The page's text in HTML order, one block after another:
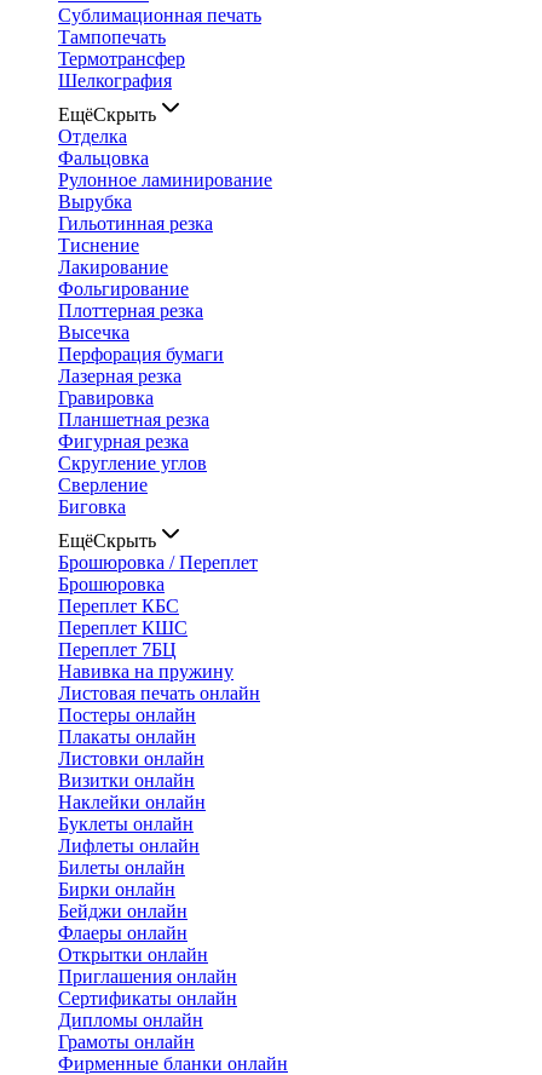
Сублимационная печать
Тампопечать
Термотрансфер
Шелкография
ЕщёСкрыть
Отделка
Фальцовка
Рулонное ламинирование
Вырубка
Гильотинная резка
Тиснение
Лакирование
Фольгирование
Плоттерная резка
Высечка
Перфорация бумаги
Лазерная резка
Гравировка
Планшетная резка
Фигурная резка
Скругление углов
Сверление
Биговка
ЕщёСкрыть
Брошюровка / Переплет
Брошюровка
Переплет КБС
Переплет КШС
Переплет 7БЦ
Навивка на пружину
Листовая печать онлайн
Постеры онлайн
Плакаты онлайн
Листовки онлайн
Визитки онлайн
Наклейки онлайн
Буклеты онлайн
Лифлеты онлайн
Билеты онлайн
Бирки онлайн
Бейджи онлайн
Флаеры онлайн
Открытки онлайн
Приглашения онлайн
Сертификаты онлайн
Дипломы онлайн
Грамоты онлайн
Фирменные бланки онлайн